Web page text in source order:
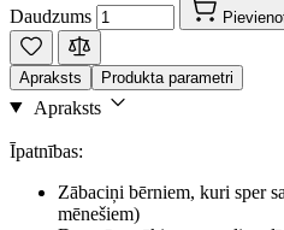
Daudzums
Apraksts Produkta parametri
Apraksts
Īpatnības:
Zābaciņi bērniem, kuri sper
mēnešiem)